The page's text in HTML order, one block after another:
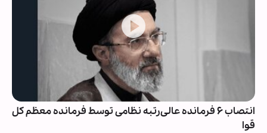
انتصاب ۶ فرمانده عالی‌رتبه نظامی توسط فرمانده معظم کل
قوا